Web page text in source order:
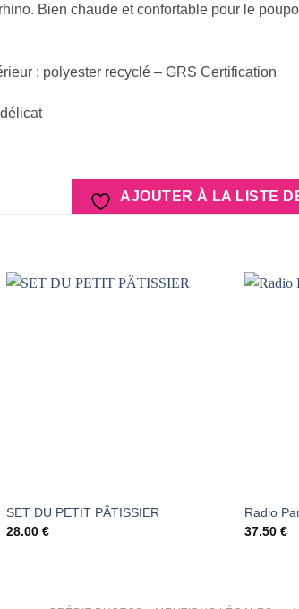
Bien chaude et confortable pour le
: polyester recyclé – GRS Certification
AJOUTER À LA LISTE
SET DU PETIT PÂTISSIER
28.00€
Radio
37.50€